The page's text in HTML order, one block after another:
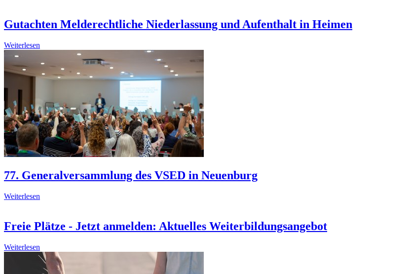
Gutachten Melderechtliche Niederlassung und Aufenthalt in Heimen
Weiterlesen
77. Generalversammlung des VSED in Neuenburg
Weiterlesen
Freie Plätze - Jetzt anmelden: Aktuelles Weiterbildungsangebot
Weiterlesen